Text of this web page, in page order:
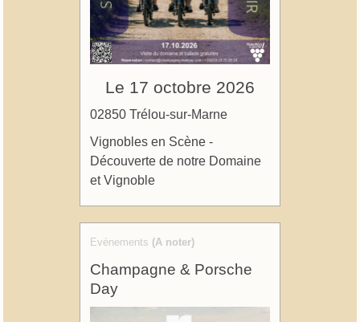
Le 17 octobre 2026
02850 Trélou-sur-Marne
Vignobles en Scène -
Découverte de notre Domaine
et Vignoble
Evénements (A noter)
Champagne & Porsche
Day